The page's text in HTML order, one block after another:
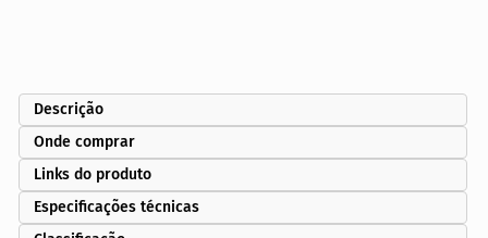
Descrição
Onde comprar
Links do produto
Especificações técnicas